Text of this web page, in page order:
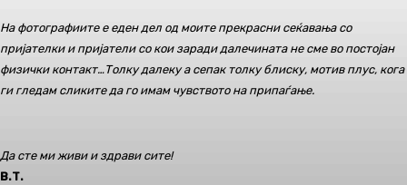
На фотографиите е еден дел од моите прекрасни сеќавања со
пријателки и пријатели со кои заради далечината не сме во постојан
физички контакт…Толку далеку а сепак толку блиску, мотив плус, кога
ги гледам сликите да го имам чувството на припаѓање.
Да сте ми живи и здрави сите!
В.Т.